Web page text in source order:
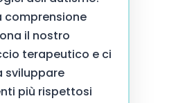
comprensione
il nostro
terapeutico e ci
sviluppare
più rispettosi